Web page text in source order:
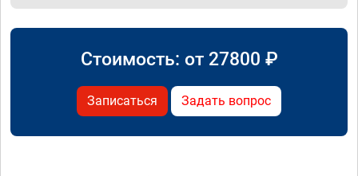
Стоимость: от 27800 ₽
Записаться Задать вопрос